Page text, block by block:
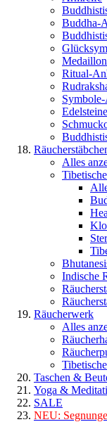
Buddha-
Ritual-
Alles
Indische
Räucherwerk
Alles
Taschen &
Yoga &
SALE
NEU: